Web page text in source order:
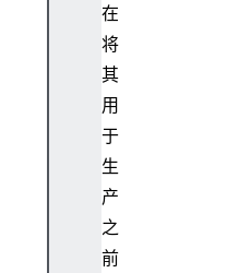
在
将
其
用
于
生
产
之
前